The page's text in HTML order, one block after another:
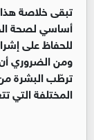
تبقى خلاصة
أساسي لصحة
للحفاظ على
ومن الضروري
ترطّب البشرة من
المختلفة التي